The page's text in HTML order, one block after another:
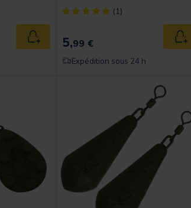
Customer Rating
Ajouter au panier
[object Object] out of 5
(1)
5,99 €
Expédition sous 24 h